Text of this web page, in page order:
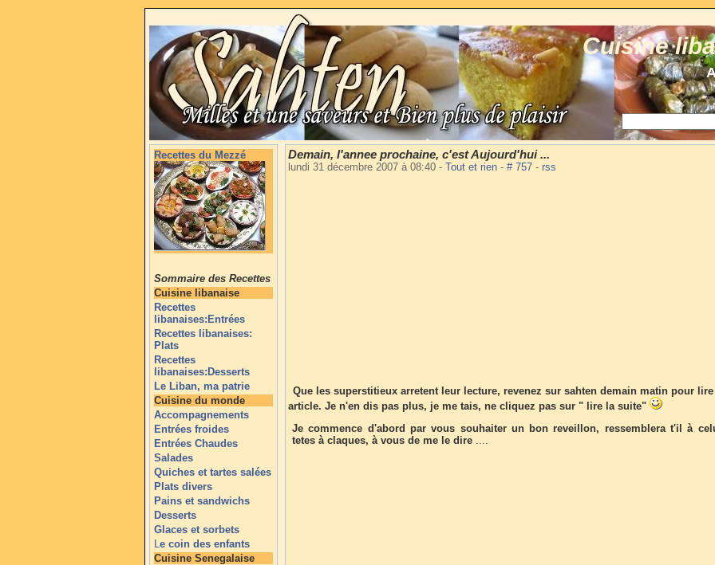
Cuisine
Recettes du Mezzé
Sommaire des Recettes
Cuisine libanaise
Recettes
libanaises:Entrées
Recettes libanaises:
Plats
Recettes
libanaises:Desserts
Le Liban, ma patrie
Cuisine du monde
Accompagnements
Entrées froides
Entrées Chaudes
Salades
Quiches et tartes salées
Plats divers
Pains et sandwichs
Desserts
Glaces et sorbets
Le coin des enfants
Cuisine Senegalaise
Demain, l'annee prochaine, c'est Aujourd'hui ...
lundi 31 décembre 2007 à 08:40 - Tout et rien - # 757 - rss
Que les superstitieux arretent leur lecture, revenez sur sahten demain matin pour
article. Je n'en dis pas plus, je me tais, ne cliquez pas sur " lire la suite"
Je commence d'abord par vous souhaiter un bon reveillon, ressemblera t'il à
tetes à claques, à vous de me le dire ....